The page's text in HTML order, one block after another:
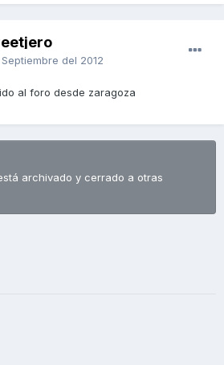
del 2012
al foro desde zaragoza
archivado y cerrado a otras